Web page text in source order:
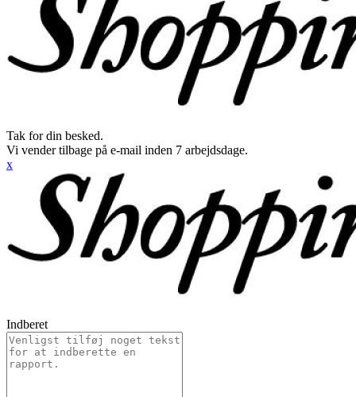
Tak for din besked.
Vi vender tilbage på e-mail inden 7 arbejdsdage.
x
Indberet